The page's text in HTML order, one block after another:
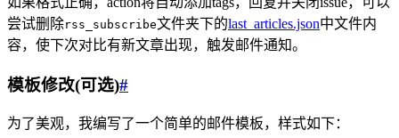
尝试删除rss_subscribe文件夹下的last_articles.json中文件内
容，使下次对比有新文章出现，触发邮件通知。
模板修改(可选)#
为了美观，我编写了一个简单的邮件模板，样式如下：